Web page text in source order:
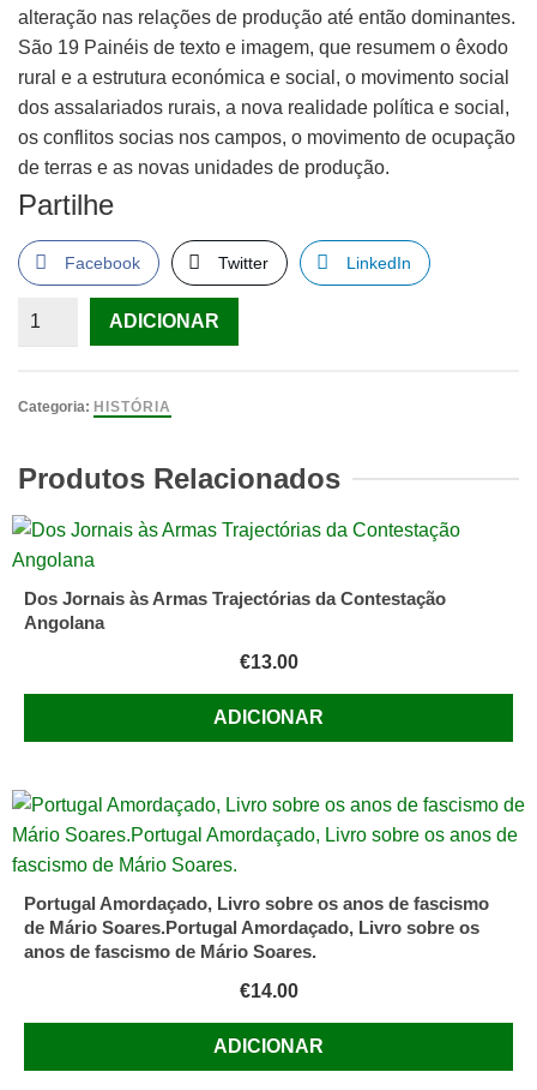
alteração nas relações de produção até então dominantes.
São 19 Painéis de texto e imagem, que resumem o êxodo
rural e a estrutura económica e social, o movimento social
dos assalariados rurais, a nova realidade política e social,
os conflitos socias nos campos, o movimento de ocupação
de terras e as novas unidades de produção.
Partilhe
Facebook Twitter LinkedIn
Quantidade
do
Memória
de
uma
Do
Universidade
Nova
ADICIONAR
Categoria: HISTÓRIA
Produtos Relacionados
Dos Jornais às Armas Trajectórias da Contestação
Angolana
€13.00
ADICIONAR
Portugal Amordaçado, Livro sobre os anos de fascismo
de Mário Soares.Portugal Amordaçado, Livro sobre os
anos de fascismo de Mário Soares.
€14.00
ADICIONAR